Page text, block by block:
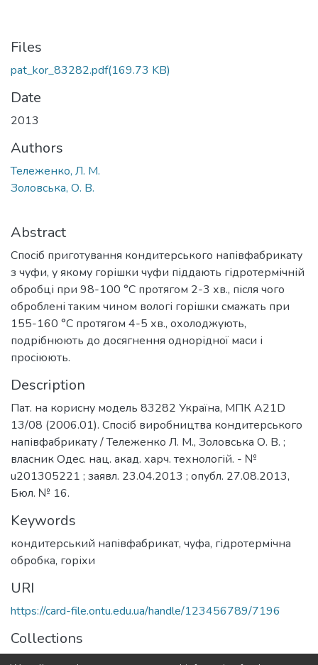
Files
pat_kor_83282.pdf(169.73 KB)
Date
2013
Authors
Тележенко, Л. М.
Золовська, О. В.
Abstract
Спосіб приготування кондитерського напівфабрикату
з чуфи, у якому горішки чуфи піддають гідротермічній
обробці при 98-100 °C протягом 2-3 хв., після чого
оброблені таким чином вологі горішки смажать при
155-160 °C протягом 4-5 хв., охолоджують,
подрібнюють до досягнення однорідної маси і
просіюють.
Description
Пат. на корисну модель 83282 Україна, МПК А21D
13/08 (2006.01). Спосіб виробництва кондитерського
напівфабрикату / Тележенко Л. М., Золовська О. В. ;
власник Одес. нац. акад. харч. технологій. - №
u201305221 ; заявл. 23.04.2013 ; опубл. 27.08.2013,
Бюл. № 16.
Keywords
кондитерський напівфабрикат, чуфа, гідротермічна
обробка, горіхи
URI
https://card-file.ontu.edu.ua/handle/123456789/7196
Collections
Патенти на корисну модель (Utility model patents)